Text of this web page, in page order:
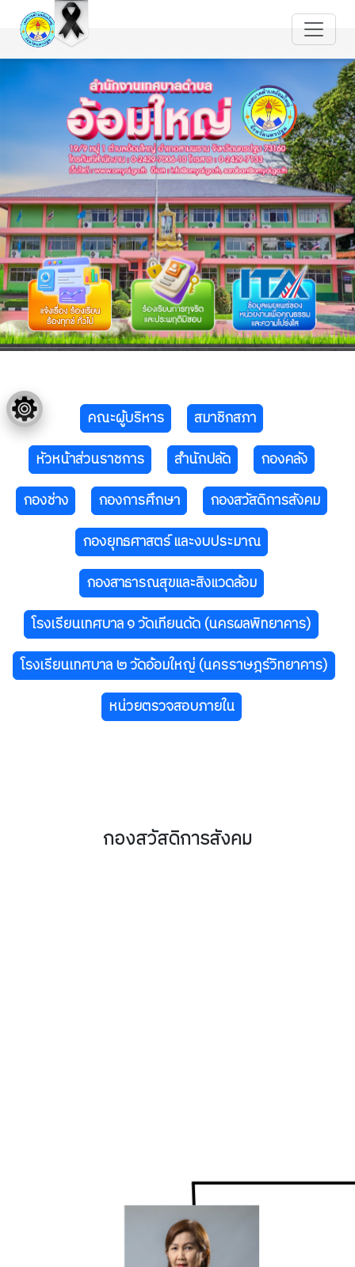
คณะผู้บริหาร
สมาชิกสภา
หัวหน้าส่วนราชการ
สำนักปลัด
กองคลัง
กองช่าง
กองการศึกษา
กองสวัสดิการสังคม
กองยุทธศาสตร์ และงบประมาณ
กองสาธารณสุขและสิงแวดล้อม
โรงเรียนเทศบาล ๑ วัดเทียนดัด (นครผลพิทยาคาร)
โรงเรียนเทศบาล ๒ วัดอ้อมใหญ่ (นครราษฎร์วิทยาคาร)
หน่วยตรวจสอบภายใน
กองสวัสดิการสังคม